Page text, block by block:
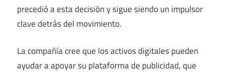
precedió a esta decisión y sigue siendo un impulsor
clave detrás del movimiento.
La compañía cree que los activos digitales pueden
ayudar a apoyar su plataforma de publicidad, que